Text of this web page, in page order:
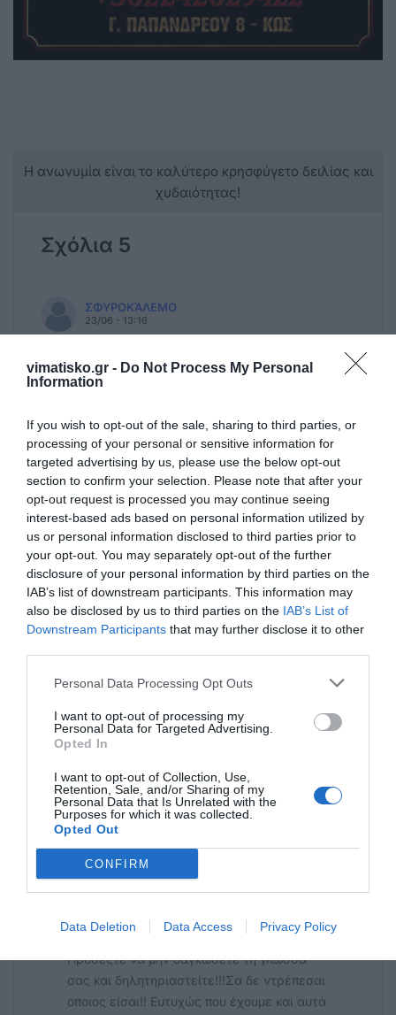
vimatisko.gr - Do Not Process My Personal
Information
If you wish to opt-out of the sale, sharing to third parties, or
processing of your personal or sensitive information for
targeted advertising by us, please use the below opt-out
section to confirm your selection. Please note that after your
opt-out request is processed you may continue seeing
interest-based ads based on personal information utilized by
us or personal information disclosed to third parties prior to
your opt-out. You may separately opt-out of the further
disclosure of your personal information by third parties on the
IAB’s list of downstream participants. This information may
also be disclosed by us to third parties on the IAB’s List of
Downstream Participants that may further disclose it to other
Personal Data Processing Opt Outs
I want to opt-out of processing my
Personal Data for Targeted Advertising.
Opted In
I want to opt-out of Collection, Use,
Retention, Sale, and/or Sharing of my
Personal Data that Is Unrelated with the
Purposes for which it was collected.
Opted Out
CONFIRM
Data Deletion Data Access Privacy Policy
Η ανωνυμία είναι το καλύτερο κρησφύγετο δειλίας και
χυδαιότητας!
Σχόλια 5
ΣΦΥΡΟΚΆΛΕΜΟ
23/06 - 13:16
ΕΎΓΕ ΣΈ ΌΣΟΥΣ ΠΡΟΣΠΑΘΟΥΝ ΣΤΙΣ
ΤΕΧΝΕΣ.
ΑΣΧΟΛΕΙΣΤΕ; Η ΕΙΡΩΝΕΙΑ Κ Η ΑΠΑΞΙΩΣΗ
ΔΕΝ ΥΠΑΓΟΝΤ ΣΤΙΣ ΚΑΛΕΣ ΤΕΧΝΕΣ.
Ανώνυμος
22/06 - 15:30
Έναρξη Ιπποκράτειων με χλωμες
περσόνες….
Ξεφτίσαμε εμείς. Ξεφτίσαμε το τοπο μας με
τις επιλογές μας.. Ξεφτίσαμε και το
πολιτισμό μας….
22/06 - 14:15
Συγχαρητήρια
Μπράβο σε όλους, μικρούς και μεγάλους,
ευχαριστούμε πολύ την υπέροχη κυρία
Βαμβακουση πουε την αγάπη της και το
ταλέντο της,κάθε χρόνο παρουσίαζει την
έκθεση της με επιτυχία!!!
Kingdom
22/06 - 14:13
Προσέξτε να μην δαγκώσετε τη γλώσσα
σας και δηλητηριαστείτε!!!Σα δε ντρέπεσαι
οποιος είσαι!! Ευτυχώς που έχουμε και αυτά